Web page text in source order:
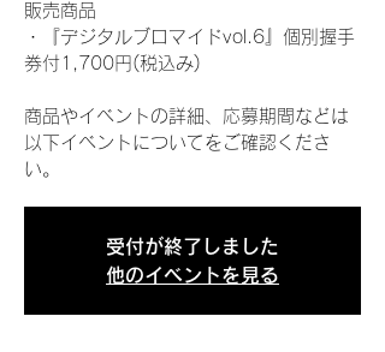
販売商品
・『デジタルブロマイドvol.6』個別握手
券付1,700円(税込み)
商品やイベントの詳細、応募期間などは
以下イベントについてをご確認くださ
い。
受付が終了しました
他のイベントを見る